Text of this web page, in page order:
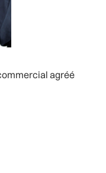
agréé